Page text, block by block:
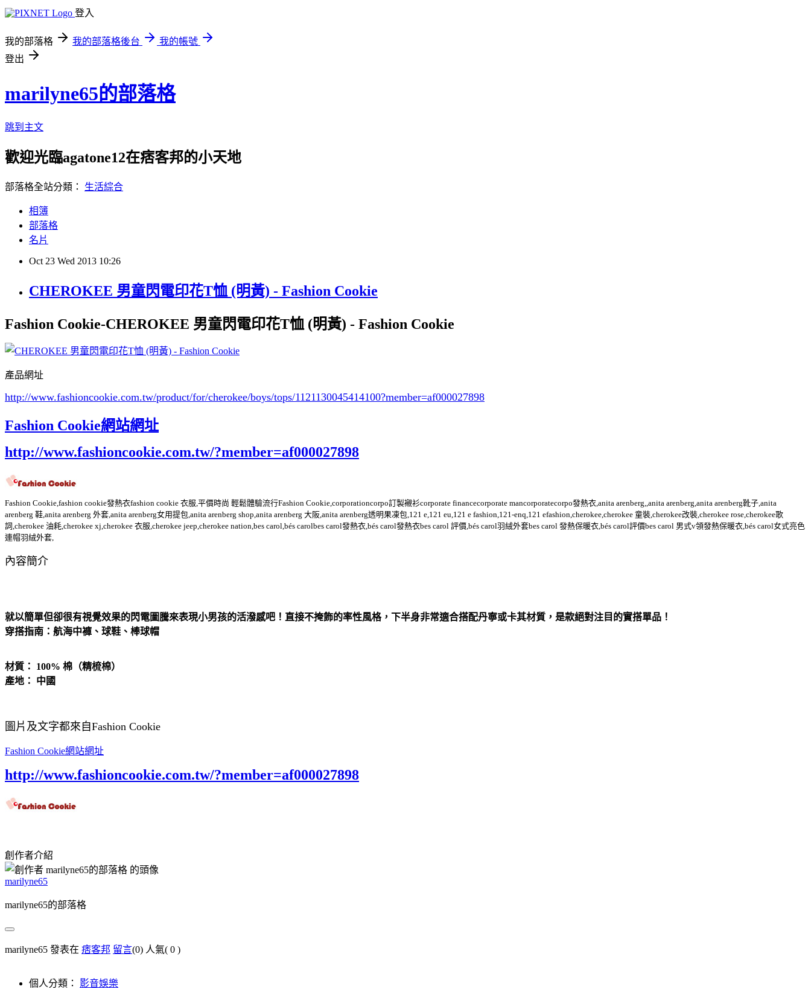
登入
我的部落格 我的部落格後台
我的帳號
登出
marilyne65的部落格
跳到主文
歡迎光臨agatone12在痞客邦的小天地
部落格全站分類： 生活綜合
相簿
部落格
名片
Oct 23 Wed 2013 10:26
CHEROKEE 男童閃電印花T恤 (明黃) - Fashion Cookie
Fashion Cookie-CHEROKEE 男童閃電印花T恤 (明黃) - Fashion Cookie
產品網址
http://www.fashioncookie.com.tw/product/for/cherokee/boys/tops/1121130045414100?member=af000027898
Fashion Cookie網站網址
http://www.fashioncookie.com.tw/?member=af000027898
Fashion Cookie,fashion cookie發熱衣fashion cookie 衣服,平價時尚 輕鬆體驗流行Fashion Cookie,corporationcorpo訂製襯衫corporate financecorporate mancorporatecorpo發熱衣,anita arenberg,,anita arenberg,anita arenberg靴子,anita
arenberg 鞋,anita arenberg 外套,anita arenberg女用提包,anita arenberg shop,anita arenberg 大阪,anita arenberg透明果凍包,121 e,121 eu,121 e fashion,121-enq,121 efashion,cherokee,cherokee 童裝,cherokee改裝,cherokee rose,cherokee歌
詞,cherokee 油耗,cherokee xj,cherokee 衣服,cherokee jeep,cherokee nation,bes carol,bés carolbes carol發熱衣,bés carol發熱衣bes carol 評價,bés carol羽絨外套bes carol 發熱保暖衣,bés carol評價bes carol 男式v領發熱保暖衣,bés carol女式亮色
連帽羽絨外套,
內容簡介
就以簡單但卻很有視覺效果的閃電圖騰來表現小男孩的活潑感吧！直接不掩飾的率性風格，下半身非常適合搭配丹寧或卡其材質，是款絕對注目的實搭單品！
穿搭指南：航海中褲、球鞋、棒球帽
材質： 100% 棉（精梳棉）
產地： 中國
圖片及文字都來自Fashion Cookie
Fashion Cookie網站網址
http://www.fashioncookie.com.tw/?member=af000027898
創作者介紹
marilyne65
marilyne65的部落格
marilyne65 發表在 痞客邦 留言(0) 人氣( 0 )
個人分類： 影音娛樂